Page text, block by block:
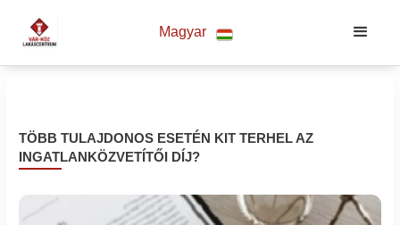
Magyar
TÖBB TULAJDONOS ESETÉN KIT TERHEL AZ
INGATLANKÖZVETÍTŐI DÍJ?